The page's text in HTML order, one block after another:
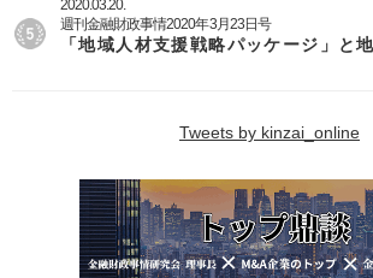
2020.03.20.
週刊金融財政事情2020年3月23日号
「地域人材支援戦略パッケージ」と
Tweets by kinzai_online